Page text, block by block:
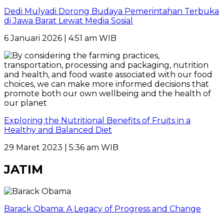
Dedi Mulyadi Dorong Budaya Pemerintahan Terbuka
di Jawa Barat Lewat Media Sosial
6 Januari 2026 | 4:51 am WIB
Exploring the Nutritional Benefits of Fruits in a
Healthy and Balanced Diet
29 Maret 2023 | 5:36 am WIB
JATIM
Barack Obama: A Legacy of Progress and Change